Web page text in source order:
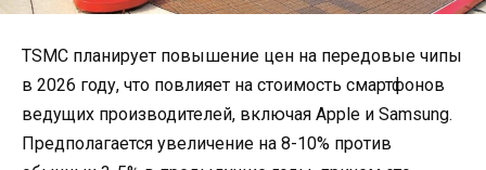
TSMC планирует повышение цен на передовые чипы
в 2026 году, что повлияет на стоимость смартфонов
ведущих производителей, включая Apple и Samsung.
Предполагается увеличение на 8-10% против